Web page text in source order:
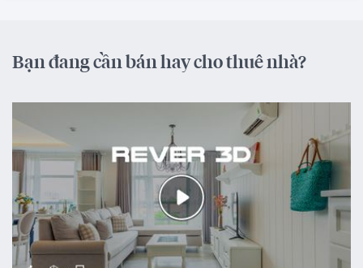
Bạn đang cần bán hay cho thuê nhà?